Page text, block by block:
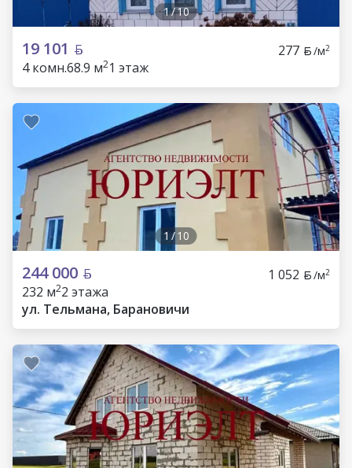
1/10
19 101 277 /м2
4 комн.68.9 м21 этаж
1 /10
244 000 1 052 /м2
232 м22 этажа
ул. Тельмана, Барановичи